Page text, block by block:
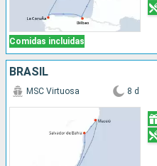
Comidas incluidas
BRASIL
MSC Virtuosa 8 d